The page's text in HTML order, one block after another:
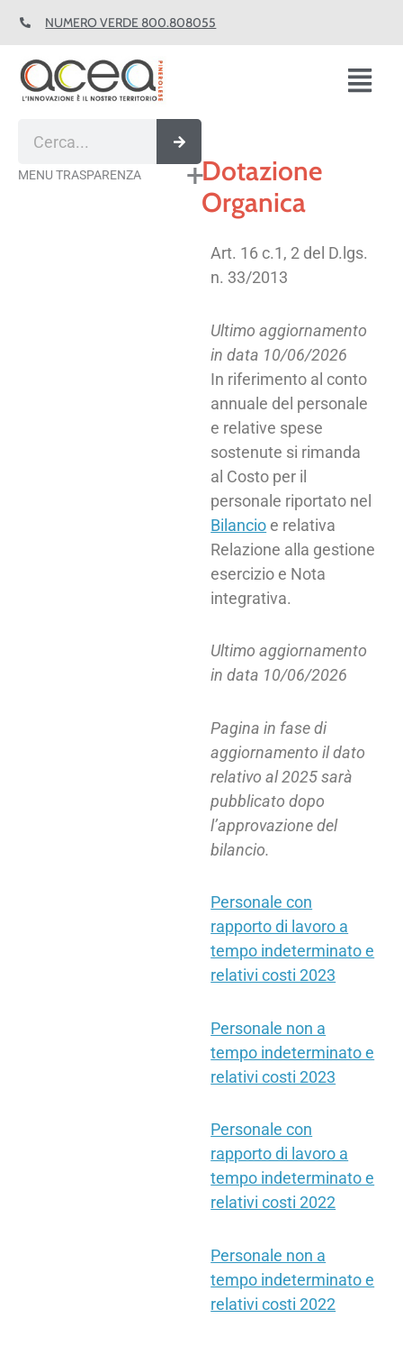
NUMERO VERDE 800.808055
MENU TRASPARENZA
Dotazione
Organica
Art. 16 c.1, 2 del D.lgs.
n. 33/2013
Ultimo aggiornamento
in data 10/06/2026
In riferimento al conto
annuale del personale
e relative spese
sostenute si rimanda
al Costo per il
personale riportato nel
Bilancio e relativa
Relazione alla gestione
esercizio e Nota
integrativa.
Ultimo aggiornamento
in data 10/06/2026
Pagina in fase di
aggiornamento il dato
relativo al 2025 sarà
pubblicato dopo
l’approvazione del
bilancio.
Personale con
rapporto di lavoro a
tempo indeterminato e
relativi costi 2023
Personale non a
tempo indeterminato e
relativi costi 2023
Personale con
rapporto di lavoro a
tempo indeterminato e
relativi costi 2022
Personale non a
tempo indeterminato e
relativi costi 2022